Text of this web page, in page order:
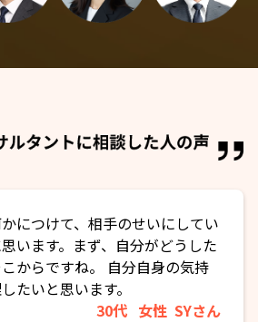
につけて、相手のせいにしてい
います。まず、自分がどうした
からですね。 自分自身の気持
たいと思います。
30代 女性 SYさん